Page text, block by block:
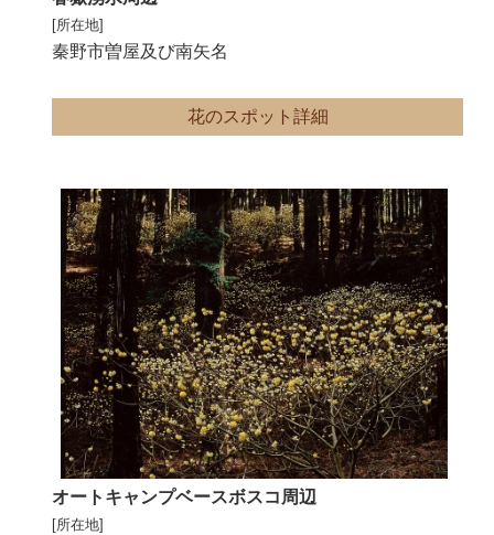
[所在地]
秦野市曽屋及び南矢名
花のスポット詳細
オートキャンプベースボスコ周辺
[所在地]